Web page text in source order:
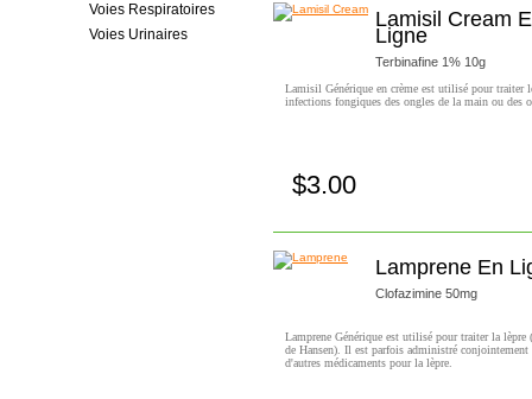
Voies Respiratoires
Voies Urinaires
Lamisil Cream
Ligne
Terbinafine 1% 10g
Lamisil Générique en crème est utilisé pour traiter
infections fongiques des ongles de la main ou des
$3.00
Lamprene En
Clofazimine 50mg
Lamprene Générique est utilisé pour traiter la lèpre
de Hansen). Il est parfois administré conjointement
d'autres médicaments pour la lèpre.